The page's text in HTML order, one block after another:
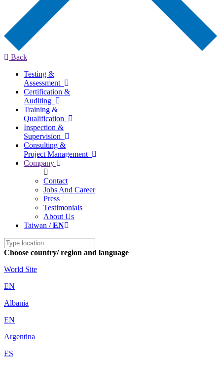
Back
Testing &
Assessment
Certification &
Auditing
Training &
Qualification
Inspection &
Supervision
Consulting &
Project Management
Company
Contact
Jobs And Career
Press
Testimonials
About Us
Taiwan /EN
Choose country/ region and language
World Site
EN
Albania
EN
Argentina
ES